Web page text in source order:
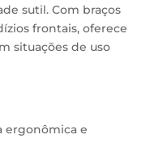
sutil. Com braços
frontais, oferece
situações de uso
ergonômica e